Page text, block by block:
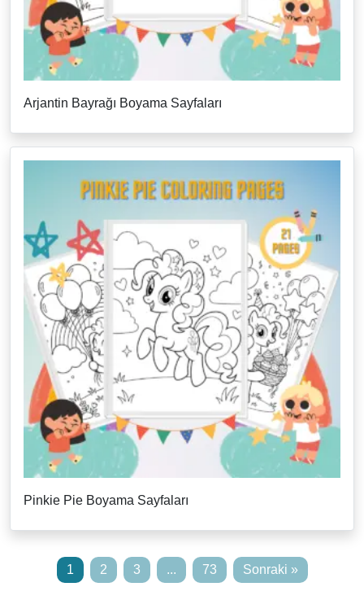
Arjantin Bayrağı Boyama Sayfaları
Pinkie Pie Boyama Sayfaları
1 2 3 ... 73 Sonraki »